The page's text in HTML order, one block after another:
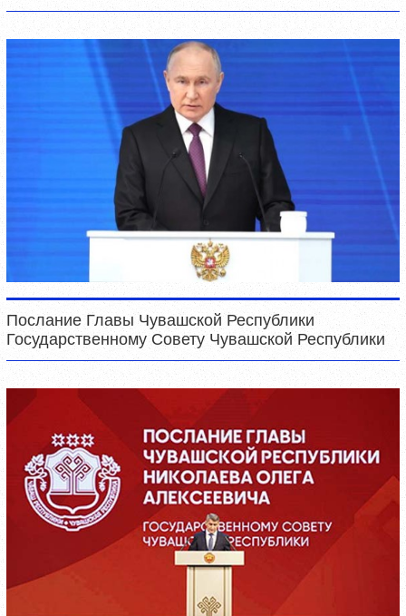
Послание Главы Чувашской Республики
Государственному Совету Чувашской Республики